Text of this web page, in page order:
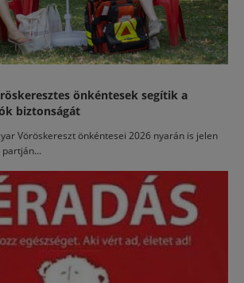
önkéntesek segítik a
biztonságát
Vöröskereszt önkéntesei 2026 nyarán is jelen